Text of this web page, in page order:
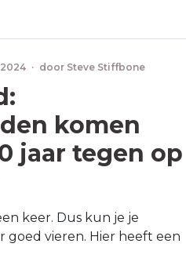
· door Steve Stiffbone
komen
jaar tegen op
keer. Dus kun je je
goed vieren. Hier heeft een